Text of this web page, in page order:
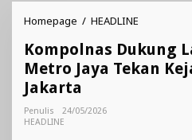
Homepage / HEADLINE
Langkah
Polda
Metro
Kompolnas Dukung
Metro Jaya Tekan
Jakarta
Penulis
24/05/2026
HEADLINE